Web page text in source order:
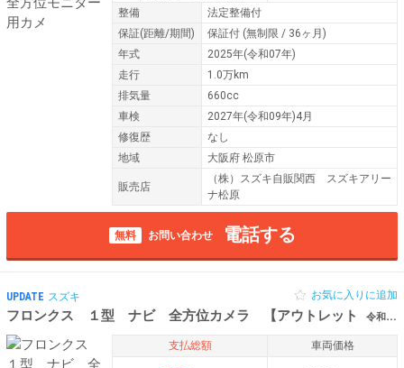
整備
法定整備付
保証(距離/期間) 保証付 (無制限 / 36ヶ月)
年式
2025年(令和07年)
走行
1.0万km
排気量
660cc
車検
2027年(令和09年)4月
修復歴
なし
地域
大阪府 松原市
販売店
（株）スズキ自販関西 スズキアリー
ナ松原
無料 お問い合わせ 電話する
UPDATE スズキ
フロンクス １型 ナビ 全方位カメラ 【アウトレット 令和07年（2025年） 0.5万km 大阪府松原市
お気に入りに追加
支払総額 車両価格